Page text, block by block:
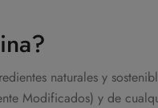
naturales y
Modificados) y de